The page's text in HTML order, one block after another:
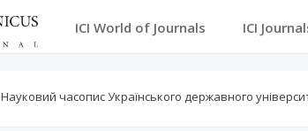
ICI World of Journals ICI
Науковий часопис Українського державного